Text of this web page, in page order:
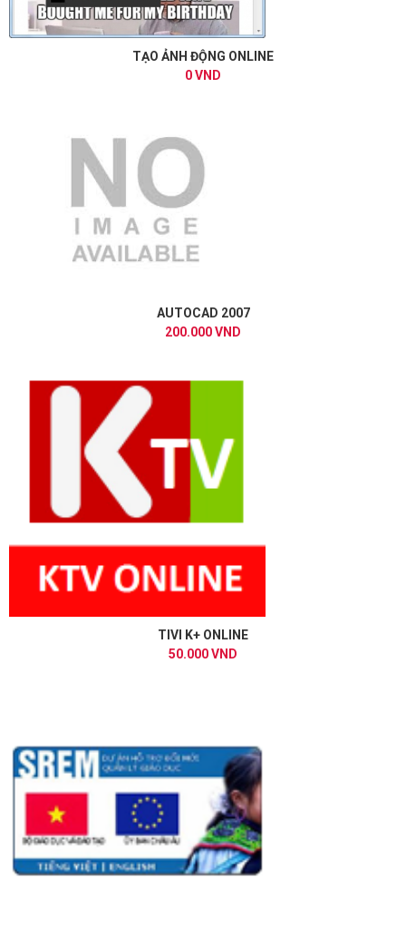
TẠO ẢNH ĐỘNG ONLINE
0 VND
AUTOCAD 2007
200.000 VND
TIVI K+ ONLINE
50.000 VND